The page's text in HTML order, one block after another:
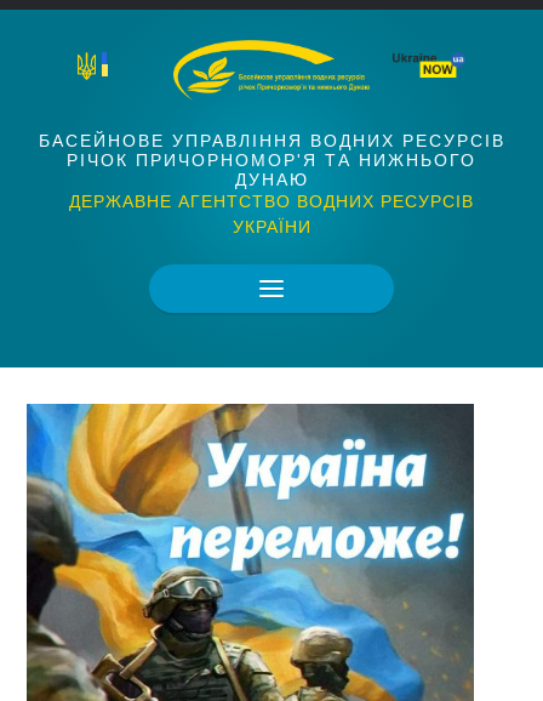
БАСЕЙНОВЕ УПРАВЛІННЯ ВОДНИХ РЕСУРСІВ
РІЧОК ПРИЧОРНОМОР'Я ТА НИЖНЬОГО
ДУНАЮ
ДЕРЖАВНЕ АГЕНТСТВО ВОДНИХ РЕСУРСІВ
УКРАЇНИ